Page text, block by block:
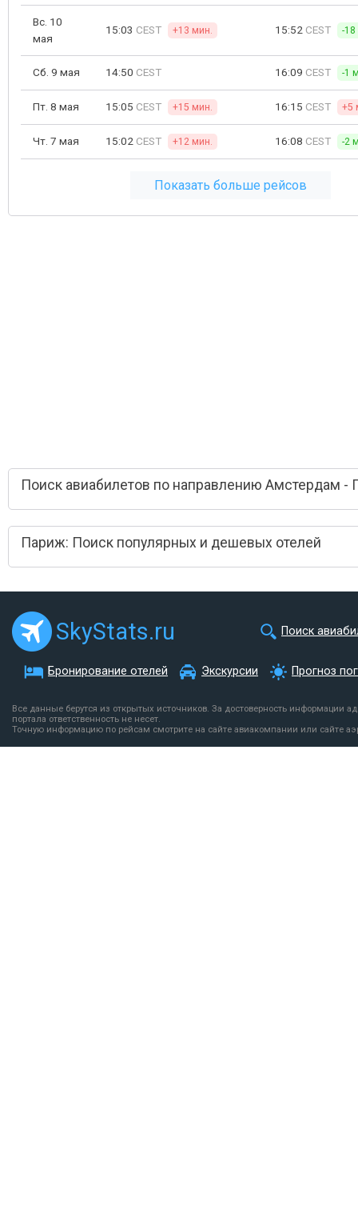
Вс. 10
мая
15:03 CEST +13 мин. 15:52 CEST -
Сб. 9 мая 14:50 CEST 16:09 CEST -1
Пт. 8 мая 15:05 CEST +15 мин. 16:15 CEST +5
Чт. 7 мая 15:02 CEST +12 мин. 16:08 CEST -2
Показать больше рейсов
Поиск авиабилетов по направлению Амстердам -
Париж: Поиск популярных и дешевых отелей
SkyStats.ru Поиск
Бронирование отелей Экскурсии Прогноз
Все данные берутся из открытых источников. За достоверность информации
портала ответственность не несет.
Точную информацию по рейсам смотрите на сайте авиакомпании или сайте